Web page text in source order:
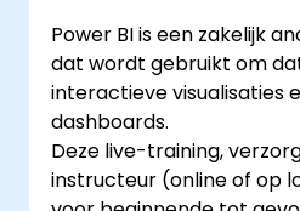
Power BI is een zakelijk
dat wordt gebruikt om
interactieve visualisaties
dashboards.
Deze live-training,
instructeur (online of op